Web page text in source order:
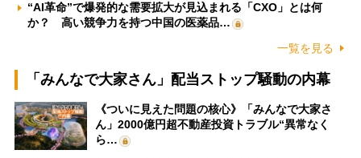
“AI革命”で爆発的な需要拡大が見込まれる「CXO」とは何
か？ 高い競争力を持つ中国の医薬品…
一覧を見る
「みんなで大家さん」配当ストップ騒動の内幕
《ついに見えた問題の核心》「みんなで大家さ
ん」2000億円超不動産投資トラブル“異常なく
ら…